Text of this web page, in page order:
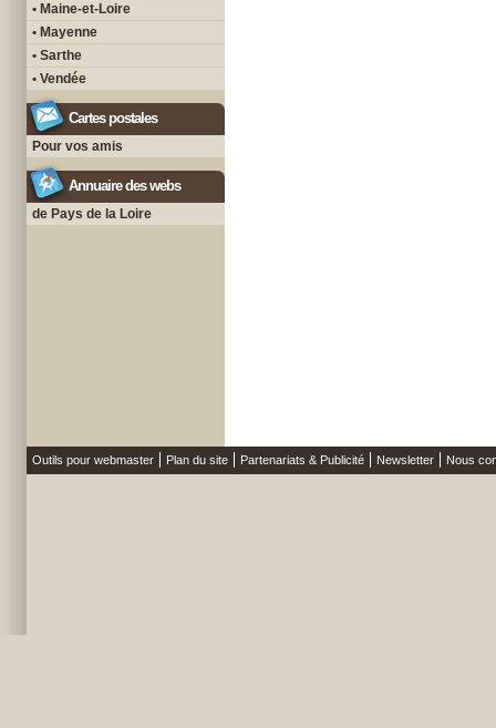
• Maine-et-Loire
• Mayenne
• Sarthe
• Vendée
Cartes postales
Pour vos amis
Annuaire des webs
de Pays de la Loire
Outils pour webmaster Plan du site Partenariats & Publicité Newsletter Nous